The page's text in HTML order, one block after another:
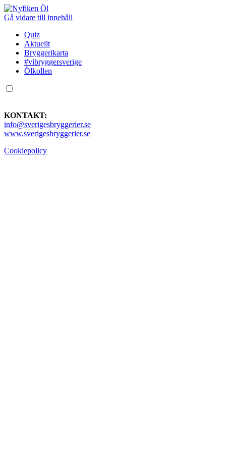
Gå vidare till innehåll
Quiz
Aktuellt
Bryggerikarta
#vibryggersverige
Ölkollen
KONTAKT:
info@sverigesbryggerier.se
www.sverigesbryggerier.se
Cookiepolicy